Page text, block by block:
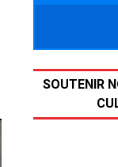
SOUTENIR